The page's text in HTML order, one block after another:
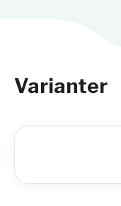
Varianter